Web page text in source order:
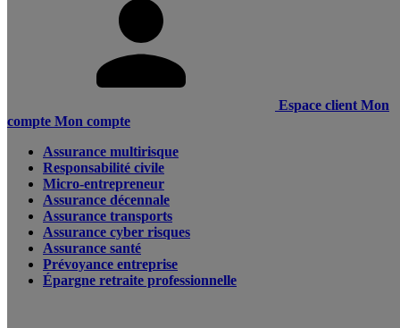
Espace client Mon
compte Mon compte
Assurance multirisque
Responsabilité civile
Micro-entrepreneur
Assurance décennale
Assurance transports
Assurance cyber risques
Assurance santé
Prévoyance entreprise
Épargne retraite professionnelle